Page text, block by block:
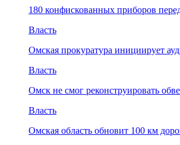
180 конфискованных приборов
Власть
Омская прокуратура инициирует
Власть
Омск не смог реконструировать
Власть
Омская область обновит 100 км